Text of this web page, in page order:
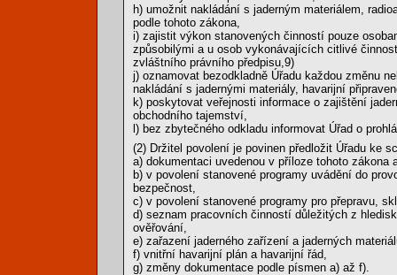
h) umožnit nakládání s jaderným materiálem,
podle tohoto zákona,
i) zajistit výkon stanovených činností pouze
způsobilými a u osob vykonávajících citlivé
zvláštního právního předpisu,9)
j) oznamovat bezodkladně Úřadu každou změnu
nakládání s jadernými materiály, havarijní
k) poskytovat veřejnosti informace o zajištění
obchodního tajemství,
l) bez zbytečného odkladu informovat Úřad o
(2) Držitel povolení je povinen předložit Úřadu ke
a) dokumentaci uvedenou v příloze tohoto
b) v povolení stanovené programy uvádění do
bezpečnost,
c) v povolení stanovené programy pro přepravu,
d) seznam pracovních činností důležitých z
ověřování,
e) zařazení jaderného zařízení a jaderných
f) vnitřní havarijní plán a havarijní řád,
g) změny dokumentace podle písmen a) až f).